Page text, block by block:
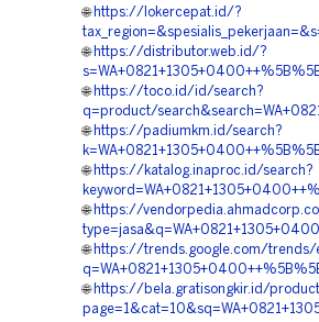
🌐 https://lokercepat.id/?
🌐 https://distributor.web.id/?
🌐 https://toco.id/id/search?
q=product/
🌐 https://padiumkm.id/search?
🌐 https://katalog.inaproc.id/search?
🌐 https://
🌐 https://trends.google.com/trends/
🌐 https://bela.gratisongkir.id/